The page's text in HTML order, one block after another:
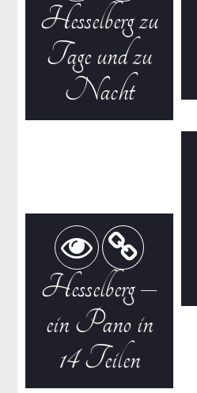
Hesselberg zu
Tage und zu
Nacht
Hesselberg –
ein Pano in
14 Teilen